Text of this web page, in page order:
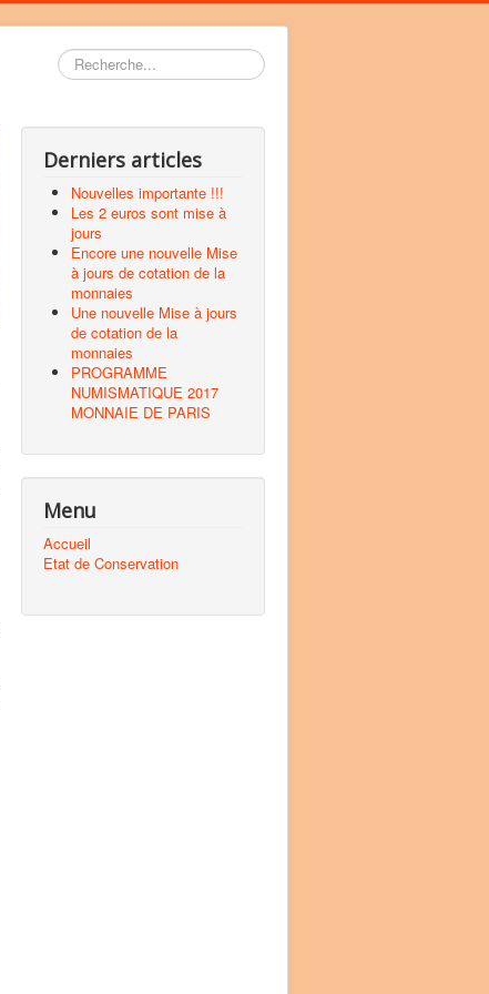
Rechercher
Derniers articles
Nouvelles importante !!!
Les 2 euros sont mise à
jours
Encore une nouvelle Mise
à jours de cotation de la
monnaies
Une nouvelle Mise à jours
de cotation de la
monnaies
PROGRAMME
NUMISMATIQUE 2017
MONNAIE DE PARIS
Menu
Accueil
Etat de Conservation